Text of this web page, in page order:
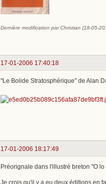
Dernière modification par Christian (18-05-
17-01-2006 17:40:18
"Le Bolide Stratosphérique" de Alan
17-01-2006 18:17:49
Préorignale dans l'illustré breton "O lo
Je crois qu'il y a eu deux éditions en